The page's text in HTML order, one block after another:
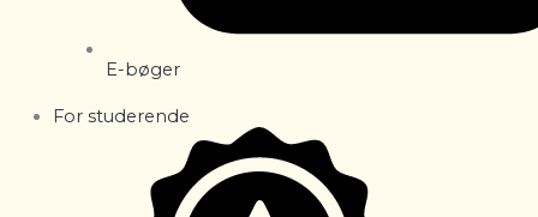
E-bøger
For studerende